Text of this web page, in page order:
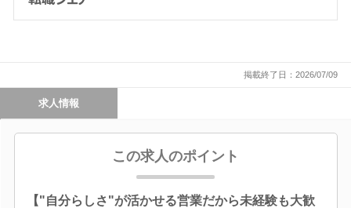
掲載終了日：2026/07/09
求人情報
この求人のポイント
【"自分らしさ"が活かせる営業だから未経験も大歓